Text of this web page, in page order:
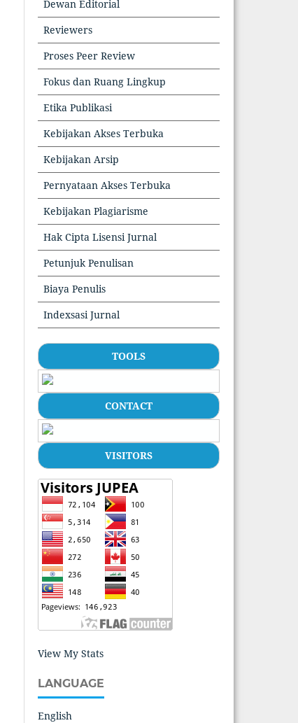
Dewan Editorial
Reviewers
Proses Peer Review
Fokus dan Ruang Lingkup
Etika Publikasi
Kebijakan Akses Terbuka
Kebijakan Arsip
Pernyataan Akses Terbuka
Kebijakan Plagiarisme
Hak Cipta Lisensi Jurnal
Petunjuk Penulisan
Biaya Penulis
Indexsasi Jurnal
TOOLS
CONTACT
VISITORS
View My Stats
LANGUAGE
English